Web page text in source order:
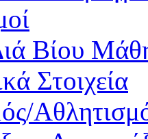
Βίου
Στοιχεία